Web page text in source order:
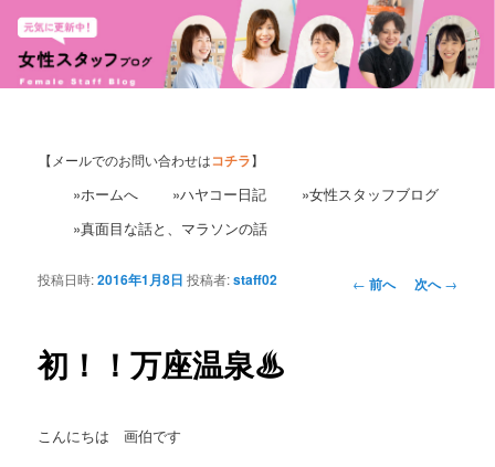
【メールでのお問い合わせはコチラ】
»ホームへ »ハヤコー日記
»女性スタッフブログ
»真面目な話と、マラソンの話
投
← 前へ 次へ→
初！！万座温泉♨
投稿日時:2016年1月8日 投稿者:staff02
こんにちは 画伯です